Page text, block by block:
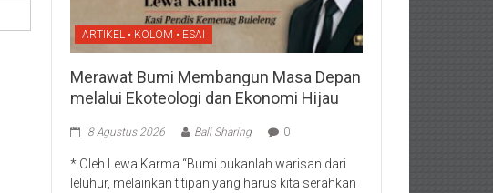
ARTIKEL • KOLOM • ESAI
Merawat Bumi Membangun Masa Depan
melalui Ekoteologi dan Ekonomi Hijau
8 Agustus 2026 Bali Sharing 0
* Oleh Lewa Karma “Bumi bukanlah warisan dari
leluhur, melainkan titipan yang harus kita serahkan